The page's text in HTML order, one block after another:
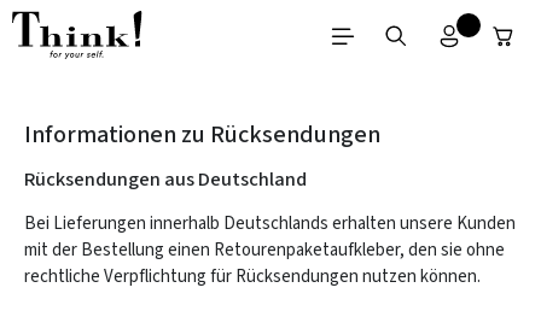
Zum Hauptinhalt springen
Informationen zu Rücksendungen
Rücksendungen aus Deutschland
Bei Lieferungen innerhalb Deutschlands erhalten unsere Kunden
mit der Bestellung einen Retourenpaketaufkleber, den sie ohne
rechtliche Verpflichtung für Rücksendungen nutzen können.